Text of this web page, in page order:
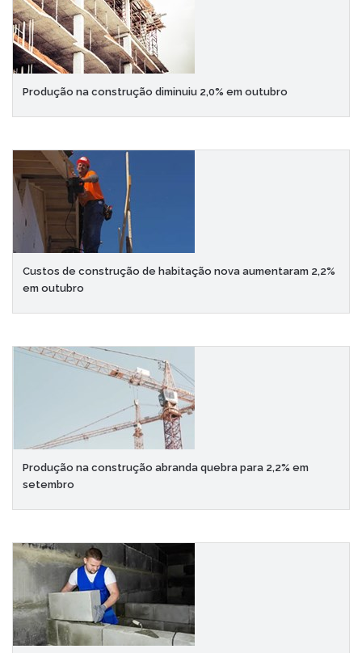
Produção na construção diminuiu 2,0% em outubro
Custos de construção de habitação nova aumentaram 2,2%
em outubro
Produção na construção abranda quebra para 2,2% em
setembro